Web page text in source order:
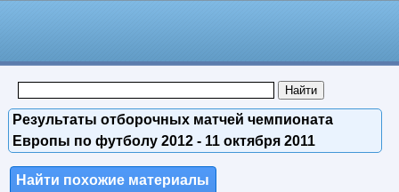
Результаты отборочных матчей чемпионата
Европы по футболу 2012 - 11 октября 2011
Найти похожие материалы